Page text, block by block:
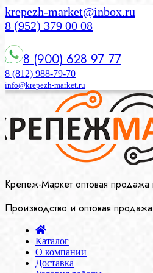
krepezh-market@inbox.ru
8 (952) 379 00 08
8 (900) 628 97 77
8 (812) 988-79-70
info@krepezh-market.ru
Крепеж-Маркет оптовая
Производство и оптовая
Каталог
О компании
Доставка